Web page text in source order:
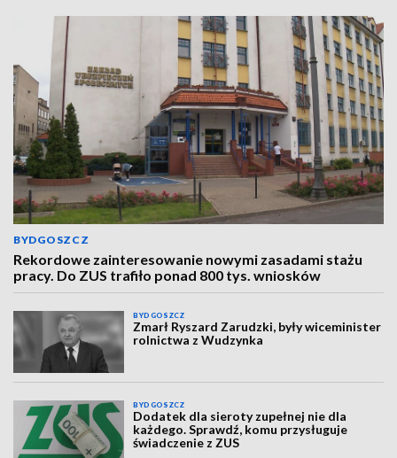
BYDGOSZCZ
Rekordowe zainteresowanie nowymi zasadami stażu
pracy. Do ZUS trafiło ponad 800 tys. wniosków
BYDGOSZCZ
Zmarł Ryszard Zarudzki, były wiceminister
rolnictwa z Wudzynka
BYDGOSZCZ
Dodatek dla sieroty zupełnej nie dla
każdego. Sprawdź, komu przysługuje
świadczenie z ZUS